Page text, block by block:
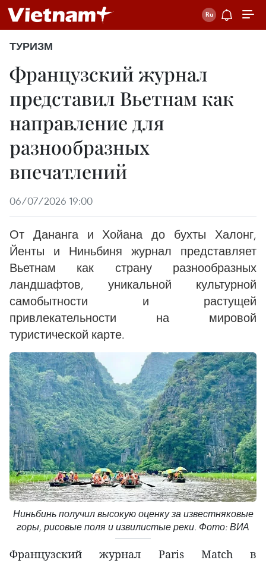
ТУРИЗМ
Французский журнал
представил Вьетнам как
направление для
разнообразных
впечатлений
06/07/2026 19:00
От Дананга и Хойана до бухты Халонг,
Йенты и Ниньбиня журнал представляет
Вьетнам как страну разнообразных
ландшафтов, уникальной культурной
самобытности и растущей
привлекательности на мировой
туристической карте.
Ниньбинь получил высокую оценку за известняковые
горы, рисовые поля и извилистые реки. Фото: ВИА
Французский журнал Paris Match в